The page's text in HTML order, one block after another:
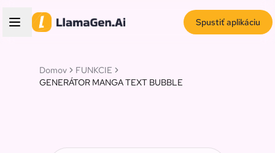
Spustiť aplikáciu
Domov
FUNKCIE
GENERÁTOR MANGA TEXT BUBBLE